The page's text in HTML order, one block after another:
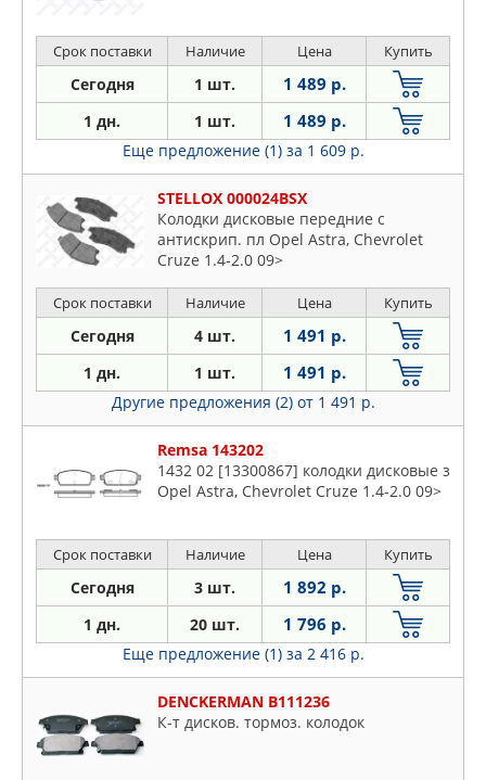
Срок поставки Наличие Цена Купить
Сегодня 1 шт. 1 489 р.
1 дн. 1 шт. 1 489 р.
Еще предложение (1) за 1 609 р.
STELLOX 000024BSX
Колодки дисковые передние с
антискрип. пл Opel Astra, Chevrolet
Cruze 1.4-2.0 09>
Срок поставки Наличие Цена Купить
Сегодня 4 шт. 1 491 р.
1 дн. 1 шт. 1 491 р.
Другие предложения (2) от 1 491 р.
Remsa 143202
1432 02 [13300867] колодки дисковые з
Opel Astra, Chevrolet Cruze 1.4-2.0 09>
Срок поставки Наличие Цена Купить
Сегодня 3 шт. 1 892 р.
1 дн. 20 шт. 1 796 р.
Еще предложение (1) за 2 416 р.
DENCKERMAN B111236
К-т дисков. тормоз. колодок